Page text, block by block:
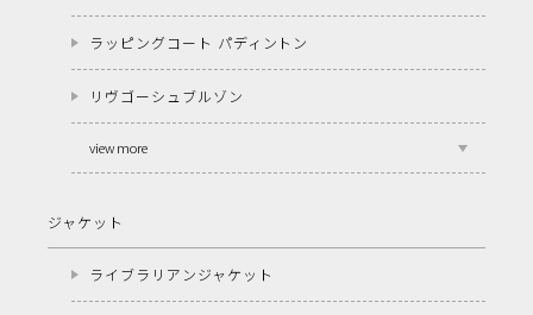
ラッピングコート パディントン
リヴゴーシュブルゾン
view more
ジャケット
ライブラリアンジャケット